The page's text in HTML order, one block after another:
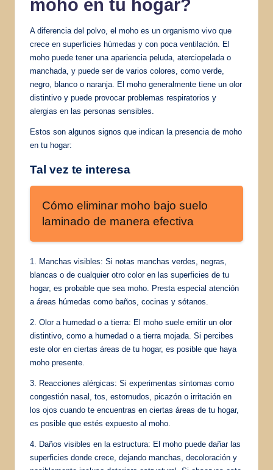
moho en tu hogar?
A diferencia del polvo, el moho es un organismo vivo que
crece en superficies húmedas y con poca ventilación. El
moho puede tener una apariencia peluda, aterciopelada o
manchada, y puede ser de varios colores, como verde,
negro, blanco o naranja. El moho generalmente tiene un olor
distintivo y puede provocar problemas respiratorios y
alergias en las personas sensibles.
Estos son algunos signos que indican la presencia de moho
en tu hogar:
Tal vez te interesa
Cómo eliminar moho bajo suelo
laminado de manera efectiva
1. Manchas visibles: Si notas manchas verdes, negras,
blancas o de cualquier otro color en las superficies de tu
hogar, es probable que sea moho. Presta especial atención
a áreas húmedas como baños, cocinas y sótanos.
2. Olor a humedad o a tierra: El moho suele emitir un olor
distintivo, como a humedad o a tierra mojada. Si percibes
este olor en ciertas áreas de tu hogar, es posible que haya
moho presente.
3. Reacciones alérgicas: Si experimentas síntomas como
congestión nasal, tos, estornudos, picazón o irritación en
los ojos cuando te encuentras en ciertas áreas de tu hogar,
es posible que estés expuesto al moho.
4. Daños visibles en la estructura: El moho puede dañar las
superficies donde crece, dejando manchas, decoloración y